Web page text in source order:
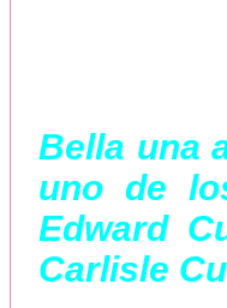
Bella una
uno de
Edward
Carlisle